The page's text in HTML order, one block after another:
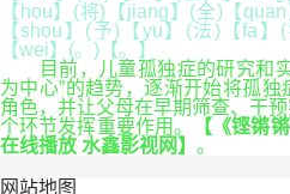
【hou】(将)【jiang】(全)【
【shou】(予)【yu】(法)【fa
【wei】(。)【。】
目前，儿童孤独症的研究和实
为中心”的趋势，逐渐开始将孤
角色，并让父母在早期筛查、干
个环节发挥重要作用。
【《铿锵
在线播放 水鑫影视网】 。
网站地图